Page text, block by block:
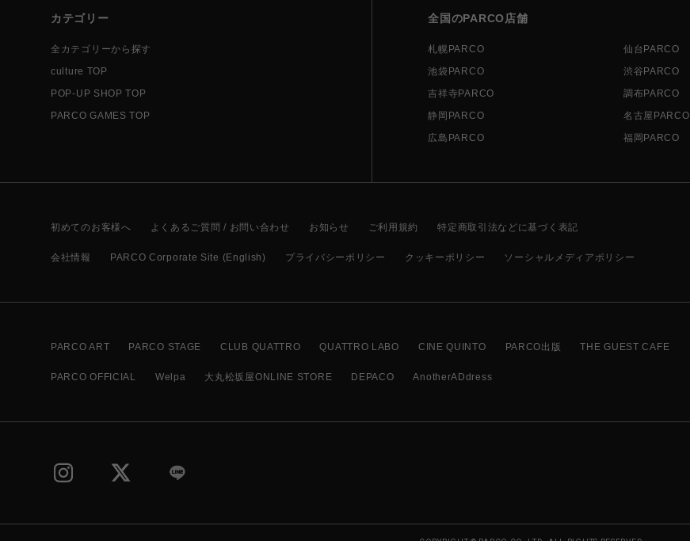
カテゴリー
全カテゴリーから探す
culture TOP
POP-UP SHOP TOP
PARCO GAMES TOP
全国のPARCO店舗
札幌PARCO 仙台PARCO
池袋PARCO
渋谷PARCO
吉祥寺PARCO
調布PARCO
静岡PARCO
名古屋PARCO
広島PARCO
福岡PARCO
初めてのお客様へ よくあるご質問 / お問い合わせ お知らせ ご利用規約 特定商取引法などに基づく表記
会社情報 PARCO Corporate Site (English) プライバシーポリシー クッキーポリシー ソーシャルメディアポリシー
PARCO ART PARCO STAGE CLUB QUATTRO QUATTRO LABO CINE QUINTO PARCO出版 THE GUEST CAFE
PARCO OFFICIAL Welpa 大丸松坂屋ONLINE STORE DEPACO AnotherADdress